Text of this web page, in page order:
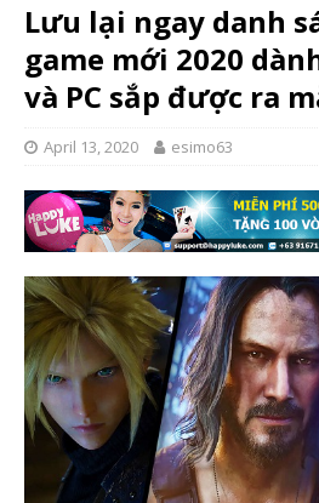
Lưu lại ngay danh
game mới 2020
và PC sắp được ra
April 13, 2020 esimo63